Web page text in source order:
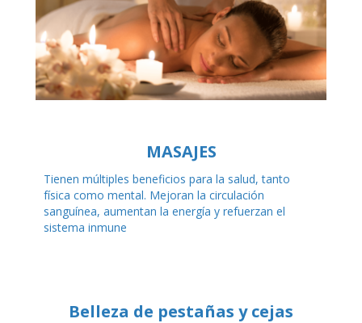
MASAJES
Tienen múltiples beneficios para la salud, tanto
física como mental. Mejoran la circulación
sanguínea, aumentan la energía y refuerzan el
sistema inmune
Belleza de pestañas y cejas